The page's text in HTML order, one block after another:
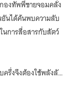
องทัพพี่ชายจอมคลั่ง
นได้ค้นพบความลับ
นการสื่อสารกับสัตว์
ครึ่งจึงต้องใช้พลังลับ